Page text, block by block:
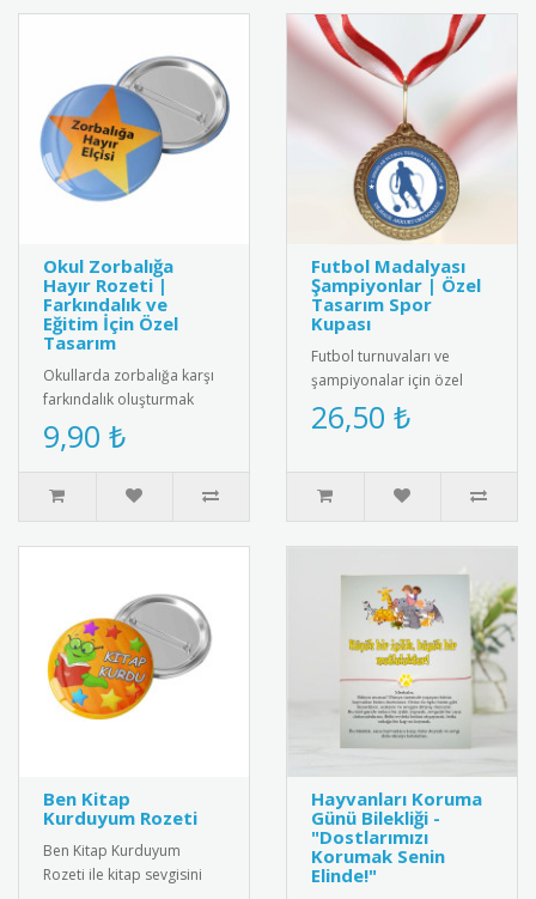
Okul Zorbalığa
Hayır Rozeti |
Farkındalık ve
Eğitim İçin Özel
Tasarım
Okullarda zorbalığa karşı
farkındalık oluşturmak
amacıyla tasarlanmış
“Zorbalığa Hayır” temalı
rozet..
9,90 ₺
Futbol Madalyası
Şampiyonlar | Özel
Tasarım Spor
Kupası
Futbol turnuvaları ve
şampiyonalar için özel
tasarım futbol madalyası.
Kaliteli metal malzemeden
26,50 ₺
Ben Kitap
Kurduyum Rozeti
Ben Kitap Kurduyum
Rozeti ile kitap sevgisini
Hayvanları Koruma
Günü Bilekliği -
"Dostlarımızı
Korumak Senin
Elinde!"